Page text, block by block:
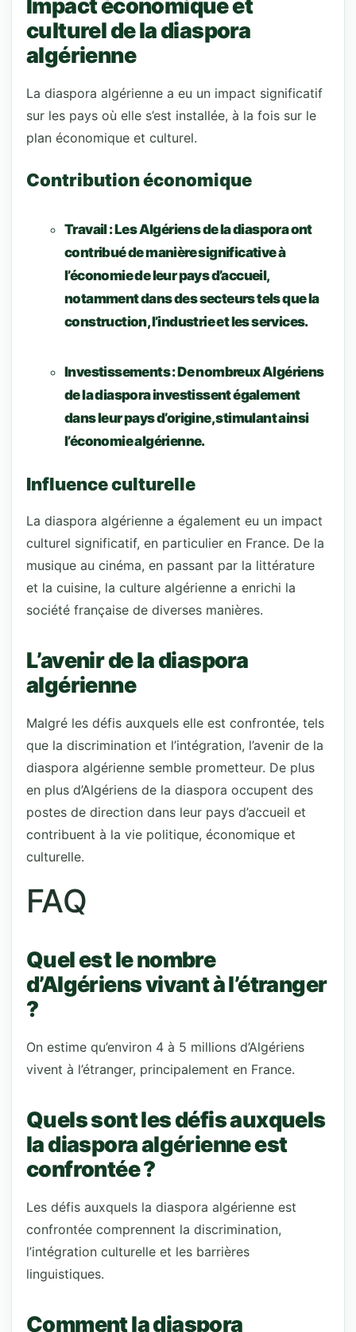
Impact économique et
culturel de la diaspora
algérienne
La diaspora algérienne a eu un impact significatif
sur les pays où elle s’est installée, à la fois sur le
plan économique et culturel.
Contribution économique
Travail :Les Algériens de la diaspora ont
contribué de manière significative à
l’économie de leur pays d’accueil,
notamment dans des secteurs tels que la
construction, l’industrie et les services.
Investissements :De nombreux Algériens
de la diaspora investissent également
dans leur pays d’origine, stimulant ainsi
l’économie algérienne.
Influence culturelle
La diaspora algérienne a également eu un impact
culturel significatif, en particulier en France. De la
musique au cinéma, en passant par la littérature
et la cuisine, la culture algérienne a enrichi la
société française de diverses manières.
L’avenir de la diaspora
algérienne
Malgré les défis auxquels elle est confrontée, tels
que la discrimination et l’intégration, l’avenir de la
diaspora algérienne semble prometteur. De plus
en plus d’Algériens de la diaspora occupent des
postes de direction dans leur pays d’accueil et
contribuent à la vie politique, économique et
culturelle.
FAQ
Quel est le nombre
d’Algériens vivant à l’étranger
?
On estime qu’environ 4 à 5 millions d’Algériens
vivent à l’étranger, principalement en France.
Quels sont les défis auxquels
la diaspora algérienne est
confrontée ?
Les défis auxquels la diaspora algérienne est
confrontée comprennent la discrimination,
l’intégration culturelle et les barrières
linguistiques.
Comment la diaspora